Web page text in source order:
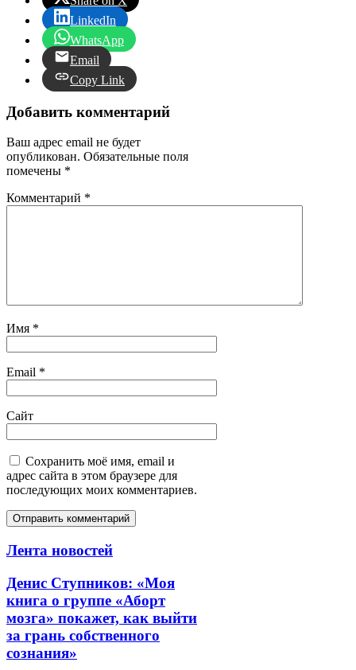
LinkedIn
WhatsApp
Email
Copy Link
Добавить комментарий
Ваш адрес email не будет
опубликован. Обязательные поля
помечены *
Комментарий *
Имя *
Email *
Сайт
Сохранить моё имя, email и
адрес сайта в этом браузере для
последующих моих комментариев.
Лента новостей
Денис Ступников: «Моя
книга о группе «Аборт
мозга» покажет, как выйти
за грань собственного
сознания»